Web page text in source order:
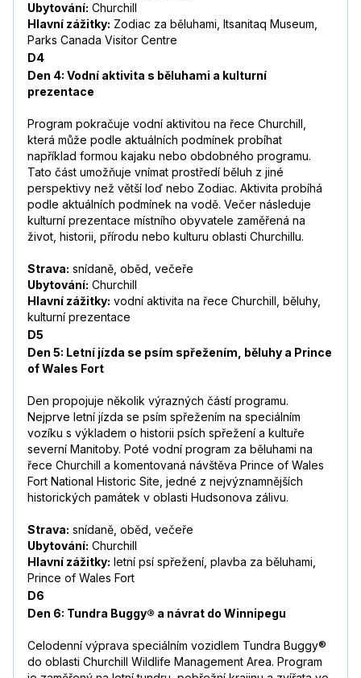
Ubytování: Churchill
Hlavní zážitky: Zodiac za běluhami, Itsanitaq Museum,
Parks Canada Visitor Centre
D4
Den 4: Vodní aktivita s běluhami a kulturní
prezentace
Program pokračuje vodní aktivitou na řece Churchill,
která může podle aktuálních podmínek probíhat
například formou kajaku nebo obdobného programu.
Tato část umožňuje vnímat prostředí běluh z jiné
perspektivy než větší loď nebo Zodiac. Aktivita probíhá
podle aktuálních podmínek na vodě. Večer následuje
kulturní prezentace místního obyvatele zaměřená na
život, historii, přírodu nebo kulturu oblasti Churchillu.
Strava: snídaně, oběd, večeře
Ubytování: Churchill
Hlavní zážitky: vodní aktivita na řece Churchill, běluhy,
kulturní prezentace
D5
Den 5: Letní jízda se psím spřežením, běluhy a Prince
of Wales Fort
Den propojuje několik výrazných částí programu.
Nejprve letní jízda se psím spřežením na speciálním
vozíku s výkladem o historii psích spřežení a kultuře
severní Manitoby. Poté vodní program za běluhami na
řece Churchill a komentovaná návštěva Prince of Wales
Fort National Historic Site, jedné z nejvýznamnějších
historických památek v oblasti Hudsonova zálivu.
Strava: snídaně, oběd, večeře
Ubytování: Churchill
Hlavní zážitky: letní psí spřežení, plavba za běluhami,
Prince of Wales Fort
D6
Den 6: Tundra Buggy® a návrat do Winnipegu
Celodenní výprava speciálním vozidlem Tundra Buggy®
do oblasti Churchill Wildlife Management Area. Program